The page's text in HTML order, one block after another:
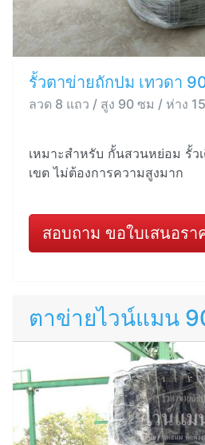
รั้วตาข่ายถักปม เทวดา
ลวด 8 แถว / สูง 90 ซม / ห่าง
เหมาะสำหรับ กั้นสวนหย่อม รั้ว
เขต ไม่ต้องการความสูงมาก
สอบถาม ขอใบเสนอรา
ตาข่ายไวน์แมน